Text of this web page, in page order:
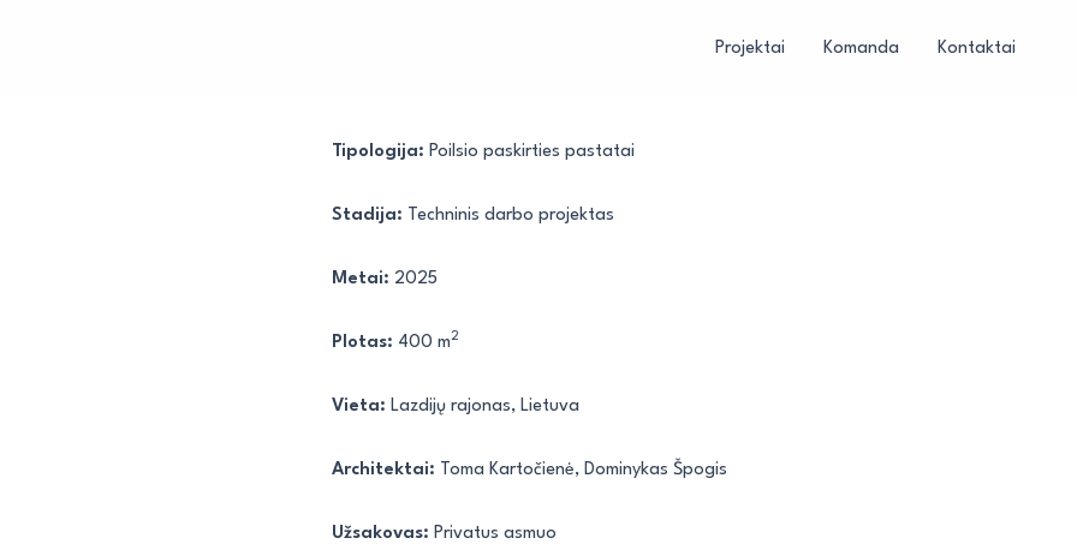
Projektai Komanda Kontaktai
Tipologija: Poilsio paskirties pastatai
Stadija: Techninis darbo projektas
Metai: 2025
Plotas: 400 m2
Vieta: Lazdijų rajonas, Lietuva
Architektai: Toma Kartočienė, Dominykas Špogis
Užsakovas: Privatus asmuo